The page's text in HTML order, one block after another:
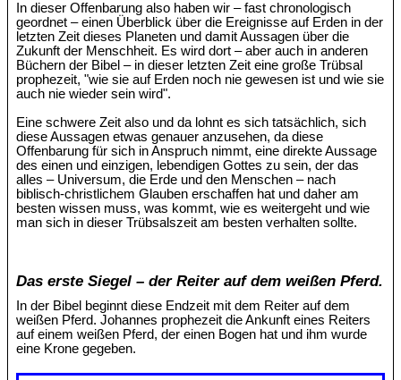
In dieser Offenbarung also haben wir – fast chronologisch
geordnet – einen Überblick über die Ereignisse auf Erden in der
letzten Zeit dieses Planeten und damit Aussagen über die
Zukunft der Menschheit. Es wird dort – aber auch in anderen
Büchern der Bibel – in dieser letzten Zeit eine große Trübsal
prophezeit, "wie sie auf Erden noch nie gewesen ist und wie sie
auch nie wieder sein wird".
Eine schwere Zeit also und da lohnt es sich tatsächlich, sich
diese Aussagen etwas genauer anzusehen, da diese
Offenbarung für sich in Anspruch nimmt, eine direkte Aussage
des einen und einzigen, lebendigen Gottes zu sein, der das
alles – Universum, die Erde und den Menschen – nach
biblisch-christlichem Glauben erschaffen hat und daher am
besten wissen muss, was kommt, wie es weitergeht und wie
man sich in dieser Trübsalszeit am besten verhalten sollte.
Das erste Siegel – der Reiter auf dem weißen Pferd.
In der Bibel beginnt diese Endzeit mit dem Reiter auf dem
weißen Pferd. Johannes prophezeit die Ankunft eines Reiters
auf einem weißen Pferd, der einen Bogen hat und ihm wurde
eine Krone gegeben.